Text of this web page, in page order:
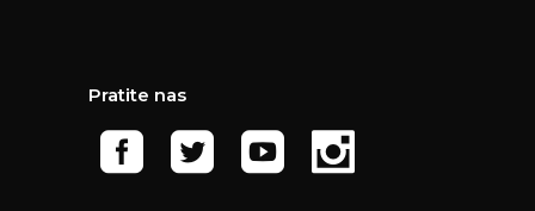
Pratite nas